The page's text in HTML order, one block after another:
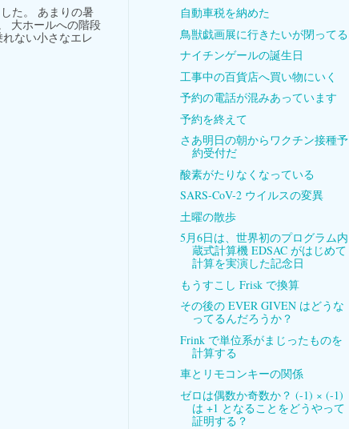
た。 あまりの暑
大ホールへの階段
ない小さなエレ
自動車税を納めた
鳥獣戯画展に行きたいが閉ってる
ナイチンゲールの誕生日
工事中の百貨店へ買い物にいく
予約の電話が混みあっています
予約を終えて
さあ明日の朝からワクチン接種予
約受付だ
酸素がたりなくなっている
SARS-CoV-2 ウイルスの変異
土曜の散歩
5月6日は、世界初のプログラム内
蔵式計算機 EDSAC がはじめて
計算を実演した記念日
もうすこし Frisk で換算
その後の EVER GIVEN はどうな
ってるんだろうか？
Frink で単位系がまじったものを
計算する
車とリモコンキーの関係
ゼロは偶数か奇数か？ (-1) × (-1)
は +1 となることをどうやって
証明する？